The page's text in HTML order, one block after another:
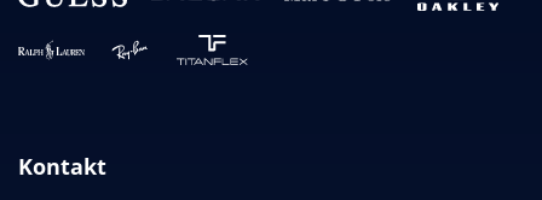
Kontakt